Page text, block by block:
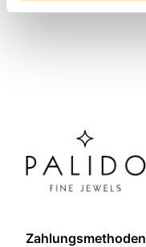
Zahlungsmethoden